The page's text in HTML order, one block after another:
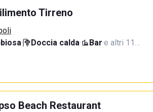
Tirreno
· Doccia calda· Bar·e altri 11…
Beach Restaurant